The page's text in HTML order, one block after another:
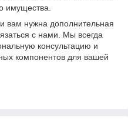
имущества.
вам нужна дополнительная
с нами. Мы всегда
консультацию и
компонентов для вашей